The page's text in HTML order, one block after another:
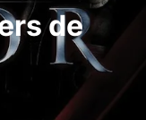
de